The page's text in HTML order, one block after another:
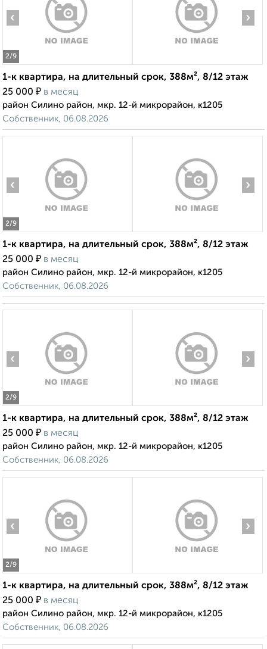
2/9
‹ ›
1-к квартира, на длительный срок, 388м², 8/12 этаж
25 000 ₽ в месяц
район Силино район, мкр. 12-й микрорайон, к1205
Собственник, 06.08.2026
2/9
‹ ›
1-к квартира, на длительный срок, 388м², 8/12 этаж
25 000 ₽ в месяц
район Силино район, мкр. 12-й микрорайон, к1205
Собственник, 06.08.2026
2/9
‹ ›
1-к квартира, на длительный срок, 388м², 8/12 этаж
25 000 ₽ в месяц
район Силино район, мкр. 12-й микрорайон, к1205
Собственник, 06.08.2026
2/9
‹ ›
1-к квартира, на длительный срок, 388м², 8/12 этаж
25 000 ₽ в месяц
район Силино район, мкр. 12-й микрорайон, к1205
Собственник, 06.08.2026